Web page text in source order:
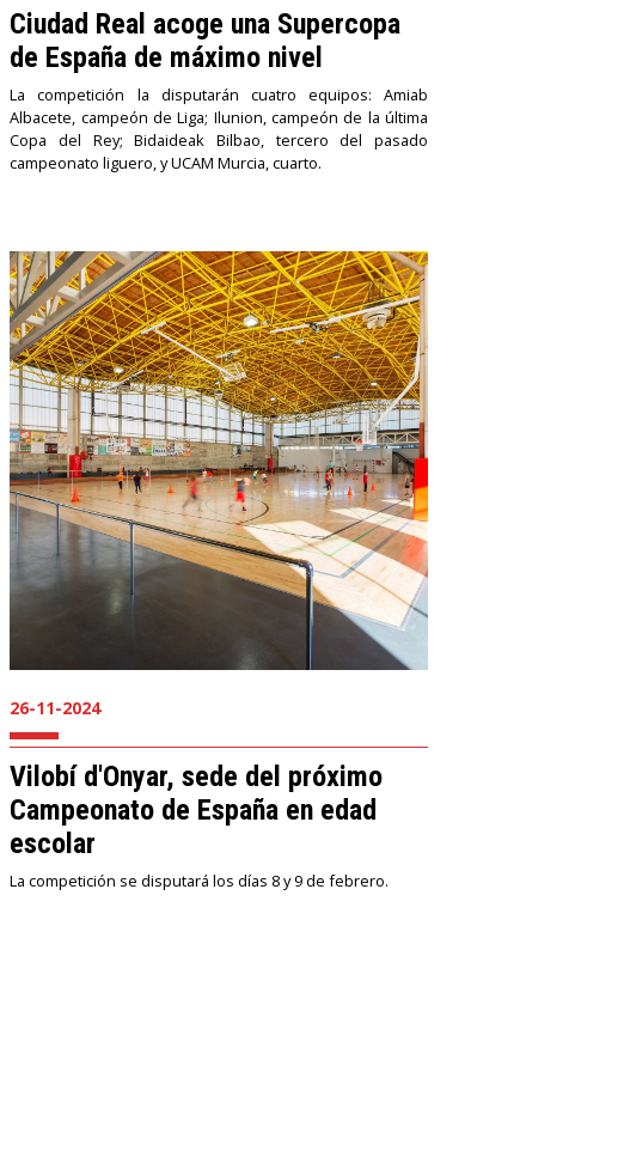
Ciudad Real acoge una Supercopa
de España de máximo nivel
La competición la disputarán cuatro equipos: Amiab
Albacete, campeón de Liga; Ilunion, campeón de la última
Copa del Rey; Bidaideak Bilbao, tercero del pasado
campeonato liguero, y UCAM Murcia, cuarto.
26-11-2024
Vilobí d'Onyar, sede del próximo
Campeonato de España en edad
escolar
La competición se disputará los días 8 y 9 de febrero.